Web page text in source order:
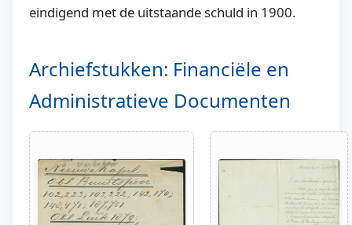
eindigend met de uitstaande schuld in 1900.
Archiefstukken: Financiële en
Administratieve Documenten